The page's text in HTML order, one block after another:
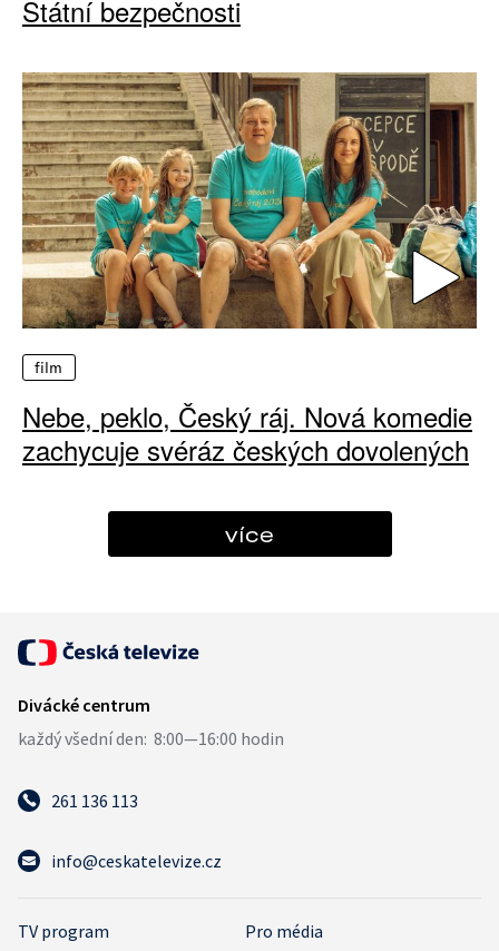
Státní bezpečnosti
film
Nebe, peklo, Český ráj. Nová komedie
zachycuje svéráz českých dovolených
více
261 136 113
info@ceskatelevize.cz
TV program Pro média